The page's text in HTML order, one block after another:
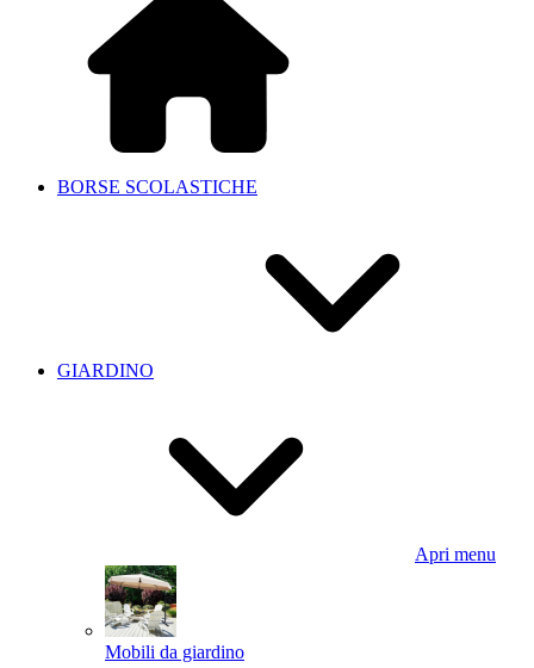
BORSE SCOLASTICHE
GIARDINO
Apri menu
Mobili da giardino